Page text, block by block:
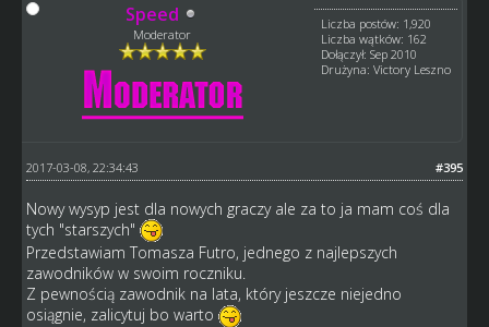
Speed
Moderator
Liczba postów: 1,920
Liczba wątków: 162
Dołączył: Sep 2010
Drużyna: Victory Leszno
#395
2017-03-08, 22:34:43
Nowy wysyp jest dla nowych graczy ale za to ja mam coś dla
tych "starszych"
Przedstawiam Tomasza Futro, jednego z najlepszych
zawodników w swoim roczniku.
Z pewnością zawodnik na lata, który jeszcze niejedno
osiągnie, zalicytuj bo warto